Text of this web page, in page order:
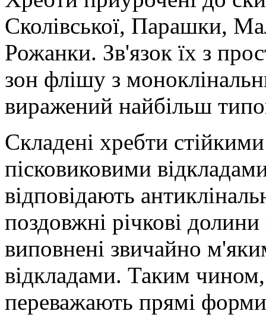
Сколівської, Парашки,
Рожанки. Зв'язок їх з
зон флішу з
виражений найбільш
Складені хребти
пісковиковими
відповідають
поздовжні річкові
виповнені звичайно
відкладами. Таким
переважають прямі